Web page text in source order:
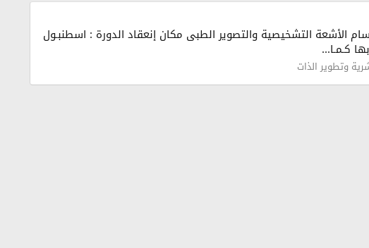
الأشعة التشخيصية والتصوير الطبى مكان إنعقاد الدورة : اسطنبـول
وتطوير الذات